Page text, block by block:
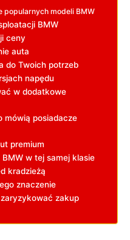
popularnych modeli BMW
BMW
ceny
auta
do‌ Twoich⁣ potrzeb
napędu
‍w ‍dodatkowe
‍mówią ‌posiadacze
premium
w tej samej klasie
kradzieżą
​znaczenie
zakup